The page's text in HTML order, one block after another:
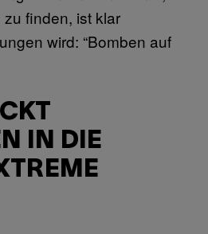
finden, ist klar
wird: “Bomben auf
IN DIE